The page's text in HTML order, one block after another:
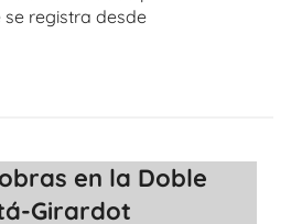
registra desde
en la Doble
Girardot